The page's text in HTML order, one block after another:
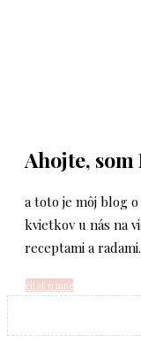
Ahojte,
a toto je môj blog
kvietkov u nás na
receptami a radami.
čítať o mne